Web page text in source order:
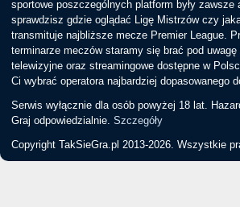
sportowe poszczególnych platform były zawsze
sprawdzisz gdzie oglądać Ligę Mistrzów czy
transmituje najbliższe mecze Premier League.
terminarze meczów staramy się brać pod
telewizyjne oraz streamingowe dostępne w
Ci wybrać operatora najbardziej dopasowanego
Serwis wyłącznie dla osób powyżej 18 lat.
Graj odpowiedzialnie.Szczegóły
Copyright TakSieGra.pl 2013-2026. Wszystkie